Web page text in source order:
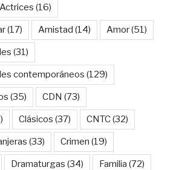
Actrices (16)
(17) Amistad (14) Amor(51)
(31)
contemporáneos (129)
(35) CDN (73)
Clásicos (37) CNTC(32)
(33) Crimen (19)
Dramaturgas (34) Familia (72)